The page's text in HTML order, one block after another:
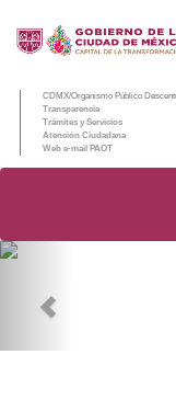
CDMX/Organismo Público
Transparencia
Trámites y Servicios
Atención Ciudadana
Web e-mail PAOT